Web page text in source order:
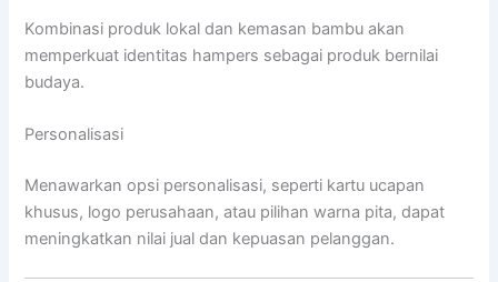
Kombinasi produk lokal dan kemasan bambu akan
memperkuat identitas hampers sebagai produk bernilai
budaya.
Personalisasi
Menawarkan opsi personalisasi, seperti kartu ucapan
khusus, logo perusahaan, atau pilihan warna pita, dapat
meningkatkan nilai jual dan kepuasan pelanggan.